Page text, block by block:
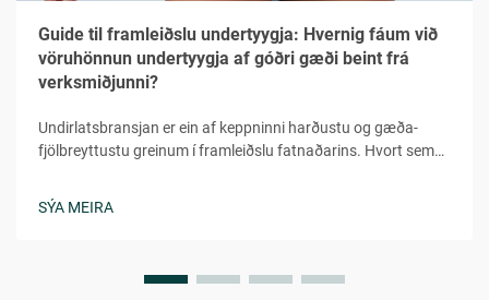
Guide til framleiðslu undertyygja: Hvernig fáum við
vöruhönnun undertyygja af góðri gæði beint frá
verksmiðjunni?
Undirlatsbransjan er ein af keppninni harðustu og gæða-
fjölbreyttustu greinum í framleiðslu fatnaðarins. Hvort sem
mikilvægt að skilja flóra verkfræði undirlatsframleiðslu...
SÝA MEIRA